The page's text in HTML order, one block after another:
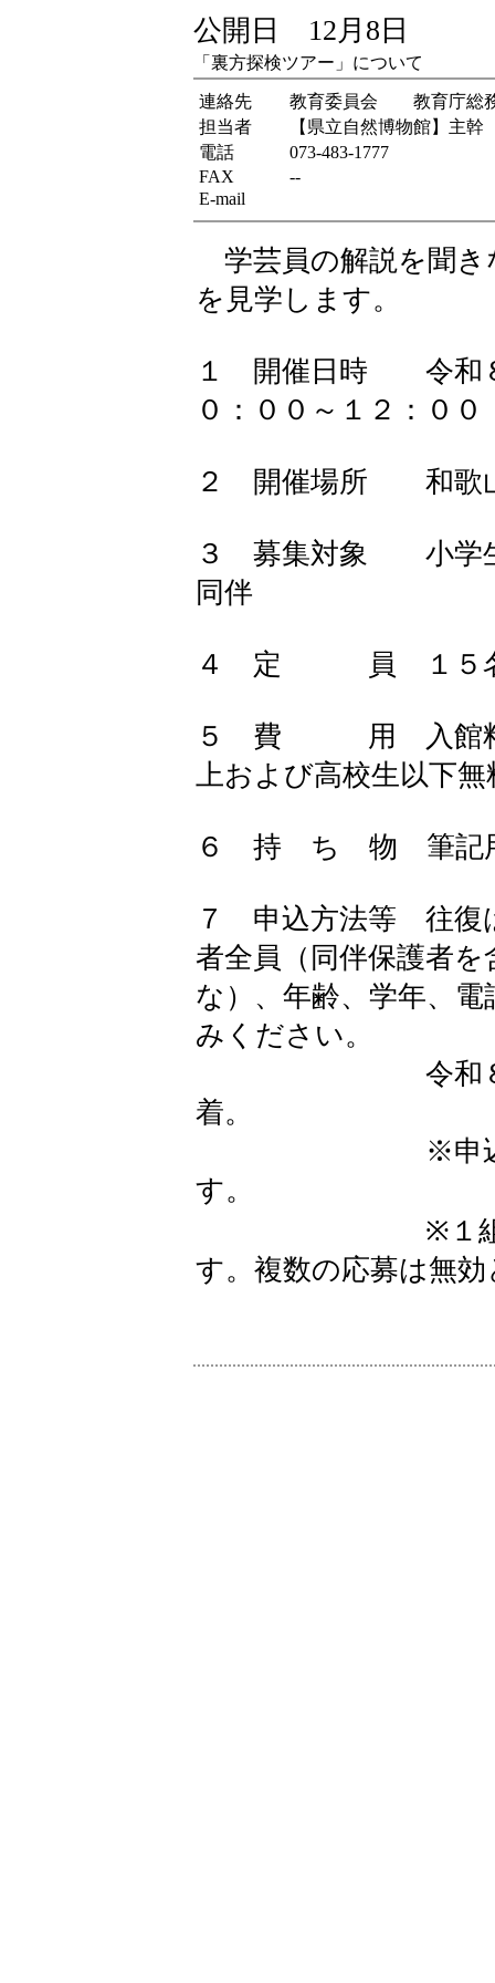
公開日 12月8日
「裏方探検ツアー」について
連絡先
教育委員会 教育庁総
担当者
【県立自然博物館】主
電話
073-483-1777
FAX
--
E-mail
学芸員の解説を聞き
を見学します。
１ 開催日時 令和
０：００～１２：０
２ 開催場所 和歌山
３ 募集対象 小学生
同伴
４ 定 員 １５
５ 費 用 入館料（
上および高校生以下無
６ 持 ち 物 筆記用
７ 申込方法等 往復
者全員（同伴保護者
な）、年齢、学年、
みください。
令和８年１月
着。
※申込多数の
す。
※１組１通の
す。複数の応募は無